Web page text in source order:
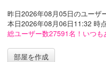
昨日2026年08月05日のユーザ
本日2026年08月06日11:32 時
総ユーザー数27591名！いつも
部屋を作成